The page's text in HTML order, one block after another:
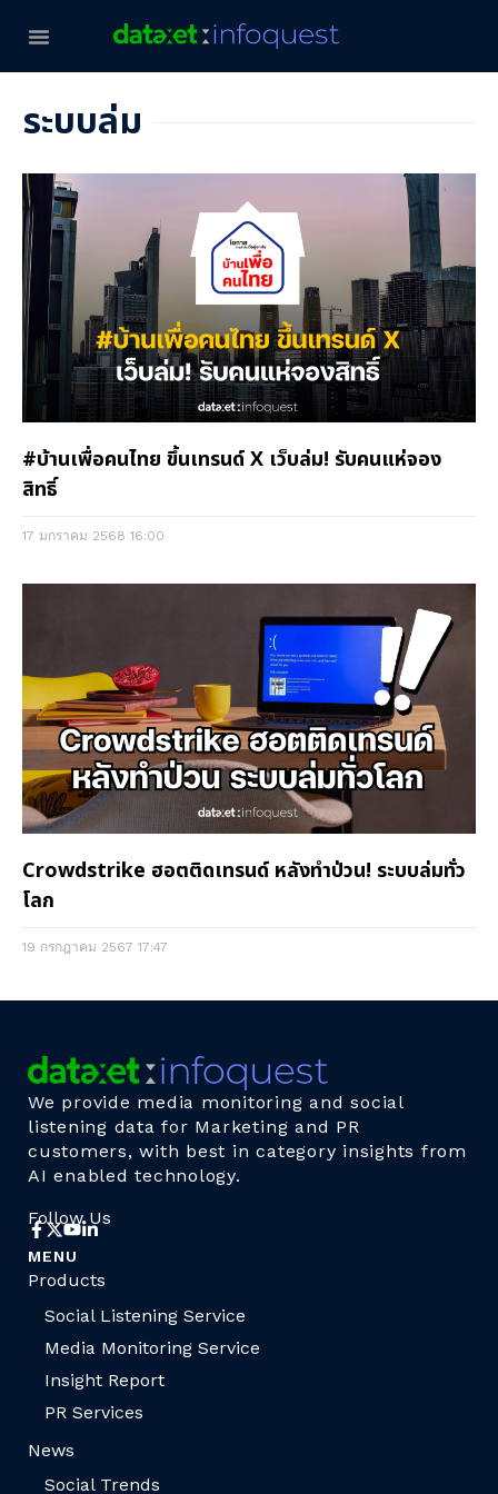
ระบบล่ม
#บ้านเพื่อคนไทย ขึ้นเทรนด์ X เว็บล่ม! รับคนแห่จอง
สิทธิ์
17 มกราคม 2568 16:00
Crowdstrike ฮอตติดเทรนด์ หลังทำป่วน! ระบบล่มทั่ว
โลก
19 กรกฎาคม 2567 17:47
We provide media monitoring and social
listening data for Marketing and PR
customers, with best in category insights from
AI enabled technology.
Follow Us
MENU
Products
Social Listening Service
Media Monitoring Service
Insight Report
PR Services
News
Social Trends